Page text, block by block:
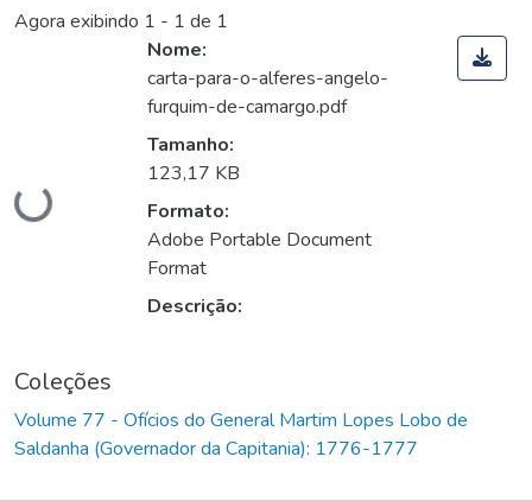
Agora exibindo 1 - 1 de 1
Carregando...
Nome:
carta-para-o-alferes-angelo-
furquim-de-camargo.pdf
Tamanho:
123,17 KB
Formato:
Adobe Portable Document
Format
Descrição:
Coleções
Volume 77 - Ofícios do General Martim Lopes Lobo de
Saldanha (Governador da Capitania): 1776-1777